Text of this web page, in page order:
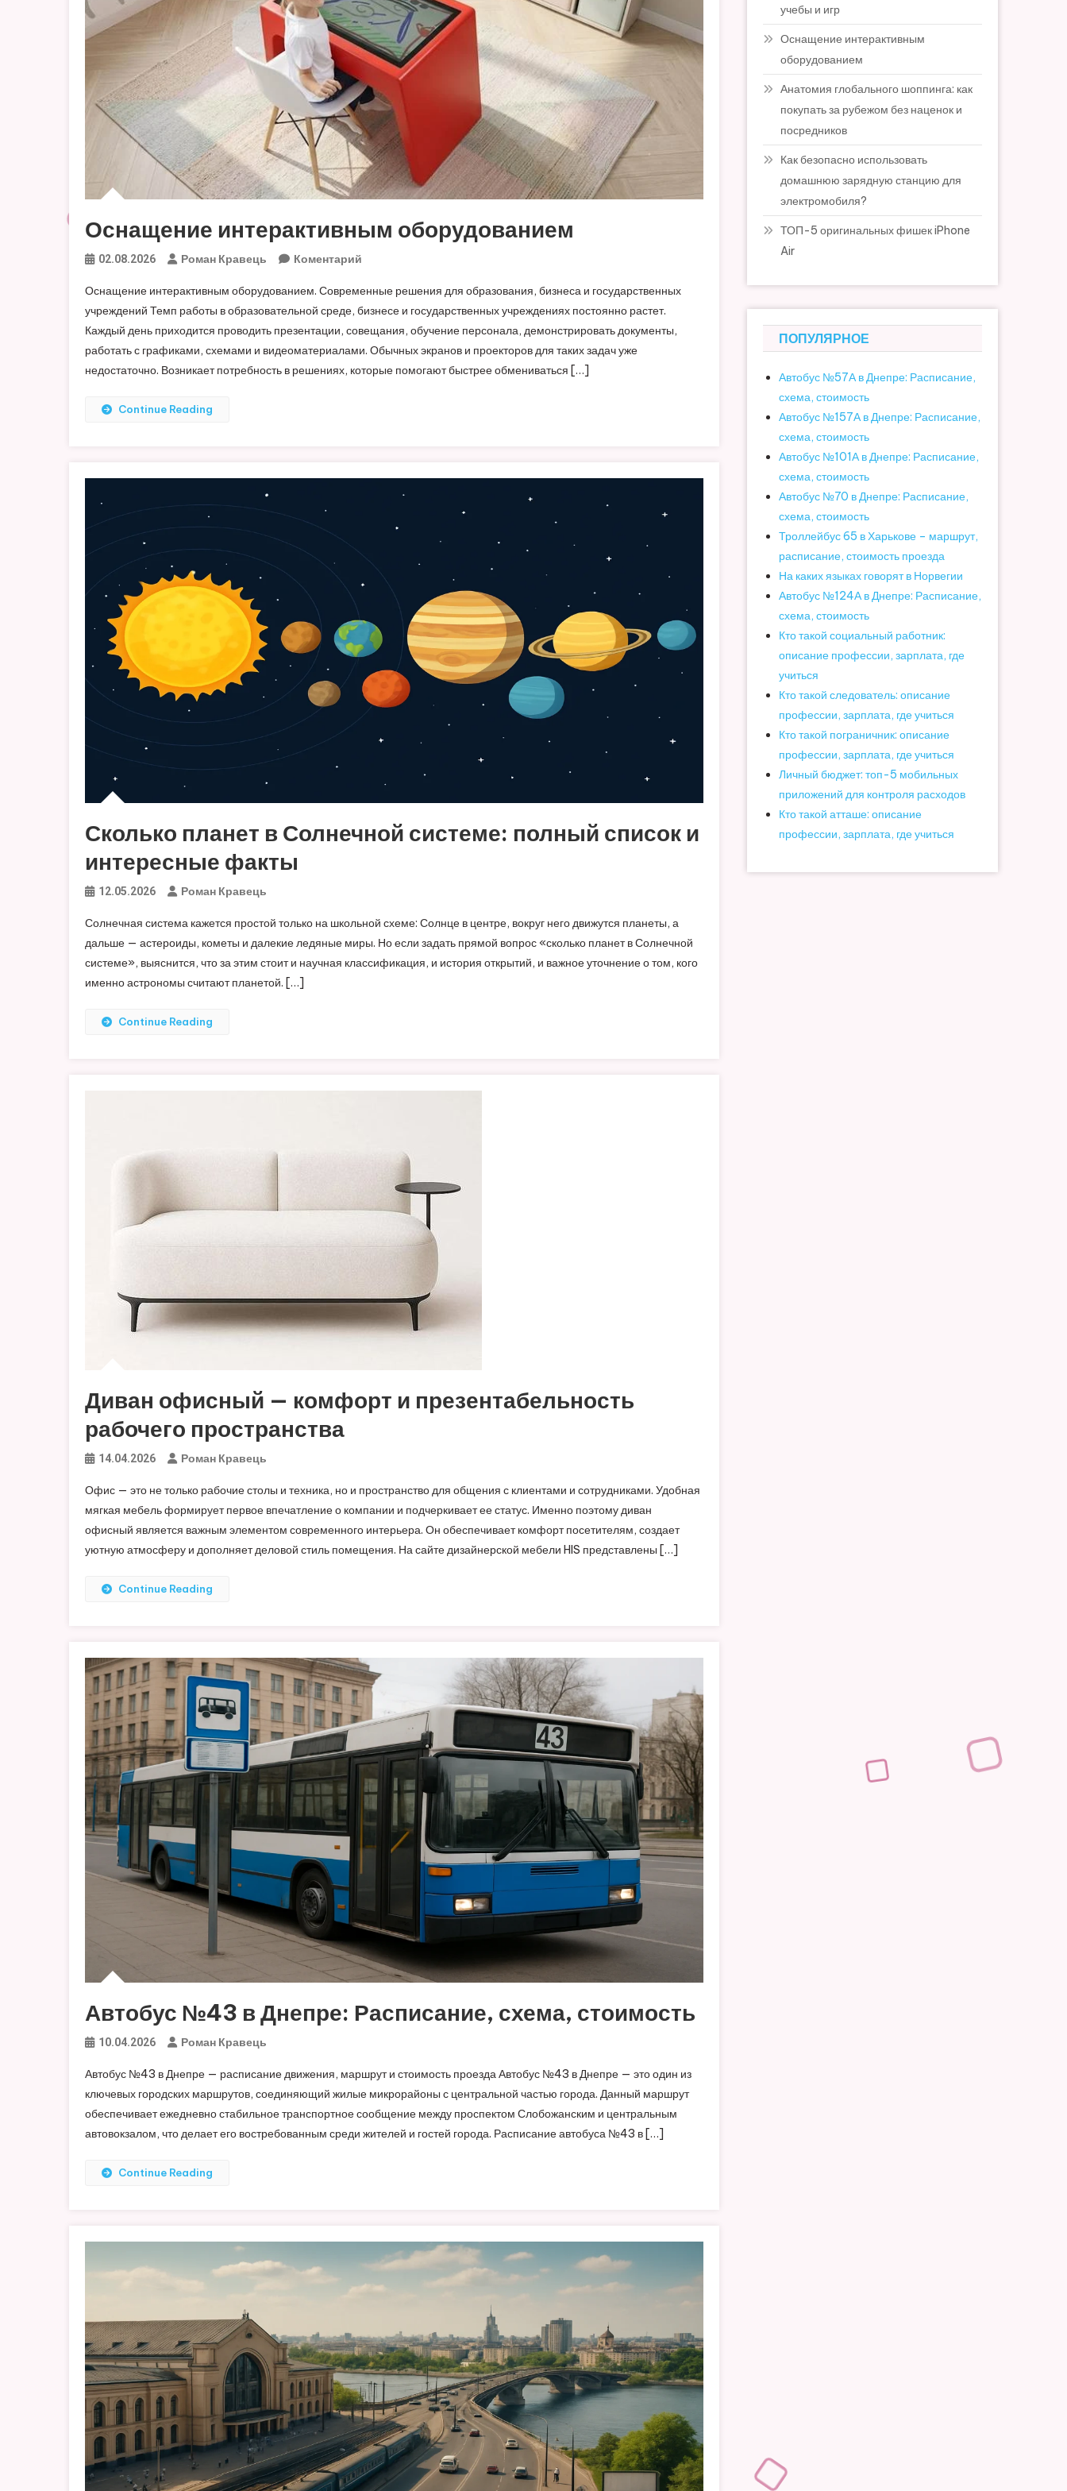
Оснащение интерактивным оборудованием
02.08.2026 Роман Кравець Коментарий
Интерактивным
Оборудованием
Оснащение интерактивным оборудованием. Современные решения для образования, бизнеса и государственных
учреждений Темп работы в образовательной среде, бизнесе и государственных учреждениях постоянно растет.
Каждый день приходится проводить презентации, совещания, обучение персонала, демонстрировать документы,
работать с графиками, схемами и видеоматериалами. Обычных экранов и проекторов для таких задач уже
недостаточно. Возникает потребность в решениях, которые помогают быстрее обмениваться […]
Continue Reading
Сколько планет в Солнечной системе: полный список и
интересные факты
12.05.2026 Роман Кравець
Солнечная система кажется простой только на школьной схеме: Солнце в центре, вокруг него движутся планеты, а
дальше — астероиды, кометы и далекие ледяные миры. Но если задать прямой вопрос «сколько планет в Солнечной
системе», выяснится, что за этим стоит и научная классификация, и история открытий, и важное уточнение о том, кого
именно астрономы считают планетой. […]
Continue Reading
Диван офисный — комфорт и презентабельность
рабочего пространства
14.04.2026 Роман Кравець
Офис — это не только рабочие столы и техника, но и пространство для общения с клиентами и сотрудниками. Удобная
мягкая мебель формирует первое впечатление о компании и подчеркивает ее статус. Именно поэтому диван
офисный является важным элементом современного интерьера. Он обеспечивает комфорт посетителям, создает
уютную атмосферу и дополняет деловой стиль помещения. На сайте дизайнерской мебели HIS представлены […]
Continue Reading
Автобус №43 в Днепре: Расписание, схема, стоимость
10.04.2026 Роман Кравець
Автобус №43 в Днепре — расписание движения, маршрут и стоимость проезда Автобус №43 в Днепре — это один из
ключевых городских маршрутов, соединяющий жилые микрорайоны с центральной частью города. Данный маршрут
обеспечивает ежедневно стабильное транспортное сообщение между проспектом Слобожанским и центральным
автовокзалом, что делает его востребованным среди жителей и гостей города. Расписание автобуса №43 в […]
Continue Reading
учебы и игр
Оснащение интерактивным
оборудованием
Анатомия глобального шоппинга: как
покупать за рубежом без наценок и
посредников
Как безопасно использовать
домашнюю зарядную станцию для
электромобиля?
ТОП-5 оригинальных фишек iPhone
Air
ПОПУЛЯРНОЕ
Автобус №57А в Днепре: Расписание,
схема, стоимость
Автобус №157А в Днепре: Расписание,
схема, стоимость
Автобус №101А в Днепре: Расписание,
схема, стоимость
Автобус №70 в Днепре: Расписание,
схема, стоимость
Троллейбус 65 в Харькове – маршрут,
расписание, стоимость проезда
На каких языках говорят в Норвегии
Автобус №124А в Днепре: Расписание,
схема, стоимость
Кто такой социальный работник:
описание профессии, зарплата, где
учиться
Кто такой следователь: описание
профессии, зарплата, где учиться
Кто такой пограничник: описание
профессии, зарплата, где учиться
Личный бюджет: топ-5 мобильных
приложений для контроля расходов
Кто такой атташе: описание
профессии, зарплата, где учиться